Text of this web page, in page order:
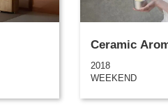
Ceramic
2018
WEEKEND